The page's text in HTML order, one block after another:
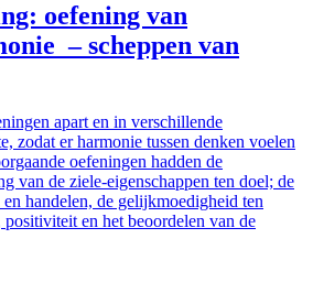
oefening van
– scheppen van
apart en in verschillende
zodat er harmonie tussen denken voelen
oefeningen hadden de
van de ziele-eigenschappen ten doel; de
handelen, de gelijkmoedigheid ten
en het beoordelen van de